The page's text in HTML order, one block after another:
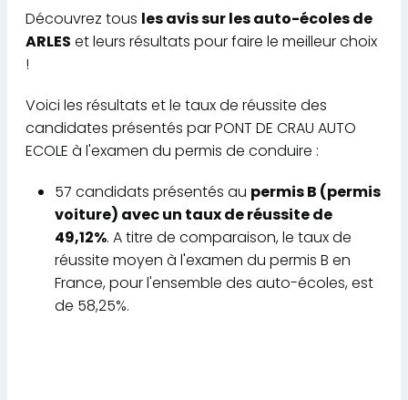
Découvrez tous les avis sur les auto-écoles de
ARLES et leurs résultats pour faire le meilleur choix
!
Voici les résultats et le taux de réussite des
candidates présentés par PONT DE CRAU AUTO
ECOLE à l'examen du permis de conduire :
57 candidats présentés au permis B (permis
voiture) avec un taux de réussite de
49,12%. A titre de comparaison, le taux de
réussite moyen à l'examen du permis B en
France, pour l'ensemble des auto-écoles, est
de 58,25%.